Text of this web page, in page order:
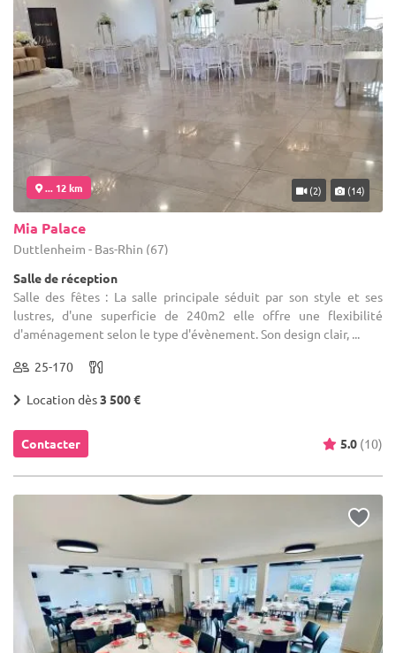
... 12 km (2) (14)
Mia Palace
Duttlenheim - Bas-Rhin (67)
Salle de réception
Salle des fêtes : La salle principale séduit par son style et ses
lustres, d'une superficie de 240m2 elle offre une flexibilité
d'aménagement selon le type d'évènement. Son design clair, ...
25-170
Location dès3 500 €
Contacter 5.0 (10)